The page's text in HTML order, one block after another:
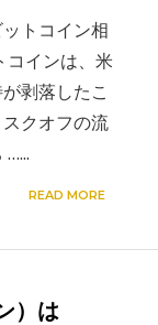
トコイン相
コインは、米
剥落したこ
クオフの流
…...
READ MORE
）は